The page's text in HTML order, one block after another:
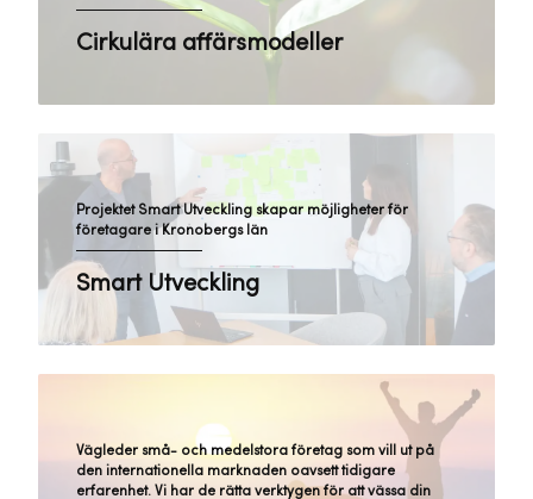
Cirkulära affärsmodeller
Projektet Smart Utveckling skapar möjligheter för
företagare i Kronobergs län
Smart Utveckling
Vägleder små- och medelstora företag som vill ut på
den internationella marknaden oavsett tidigare
erfarenhet. Vi har de rätta verktygen för att vässa din